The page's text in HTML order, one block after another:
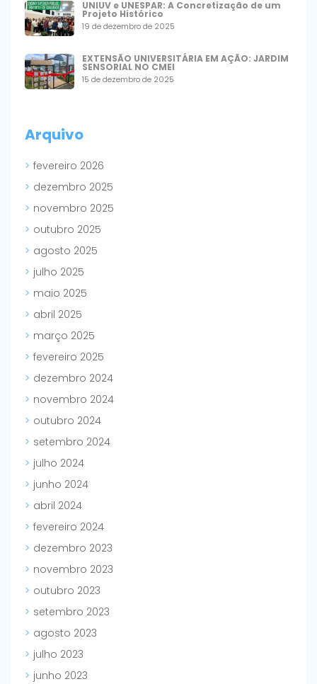
UNIUV e UNESPAR: A Concretização de um
Projeto Histórico
19 de dezembro de 2025
EXTENSÃO UNIVERSITÁRIA EM AÇÃO: JARDIM
SENSORIAL NO CMEI
15 de dezembro de 2025
Arquivo
fevereiro 2026
dezembro 2025
novembro 2025
outubro 2025
agosto 2025
julho 2025
maio 2025
abril 2025
março 2025
fevereiro 2025
dezembro 2024
novembro 2024
outubro 2024
setembro 2024
julho 2024
junho 2024
abril 2024
fevereiro 2024
dezembro 2023
novembro 2023
outubro 2023
setembro 2023
agosto 2023
julho 2023
junho 2023